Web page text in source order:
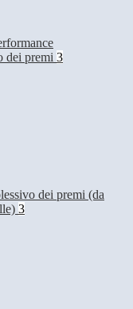
dei premi 3
dei premi (da
3